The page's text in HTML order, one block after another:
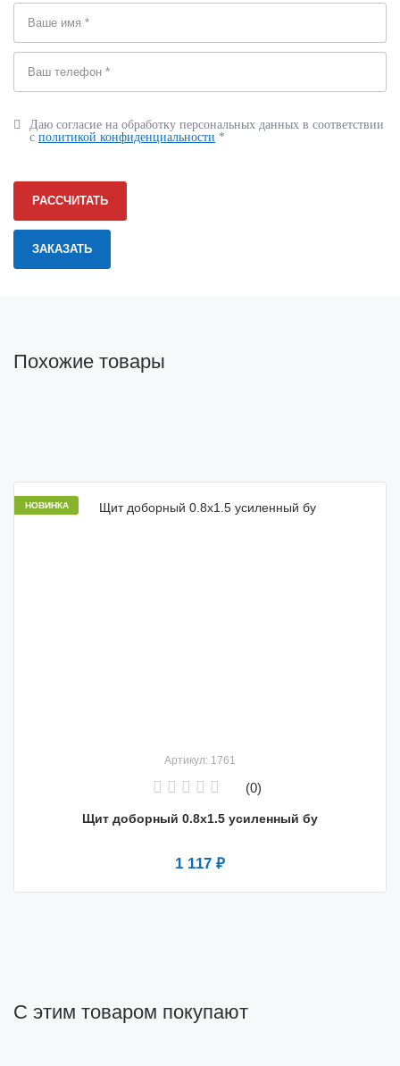
Даю согласие на обработку персональных данных в соответствии
с политикой конфиденциальности *
РАССЧИТАТЬ
Похожие товары
НОВИНКА
Артикул: 1761
(0)
Щит доборный 0.8х1.5 усиленный бу
1 117 ₽
С этим товаром покупают